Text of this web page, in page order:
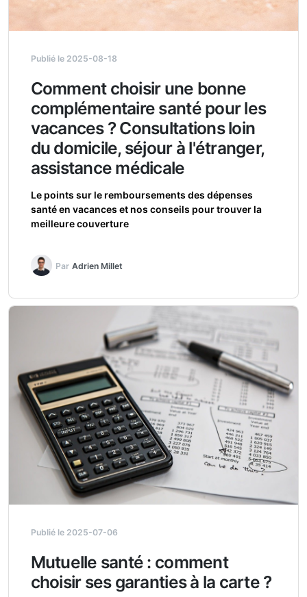
Publié le 2025-08-18
Comment choisir une bonne
complémentaire santé pour les
vacances ? Consultations loin
du domicile, séjour à l'étranger,
assistance médicale
Le points sur le remboursements des dépenses
santé en vacances et nos conseils pour trouver la
meilleure couverture
Par Adrien Millet
Publié le 2025-07-06
Mutuelle santé : comment
choisir ses garanties à la carte ?